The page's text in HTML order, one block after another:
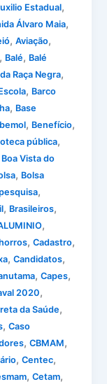
Estadual,
Álvaro Maia,
,Aviação,
, Balé, Balé
Raça Negra,
, Barco
, Base
bemol, Benefício,
pública,
Boa Vista do
, Bolsa
,
, Brasileiros,
,
,Cadastro,
,Candidatos,
,Capes,
2020,
da Saúde,
,Caso
,CBMAM,
,Centec,
,Cetam,